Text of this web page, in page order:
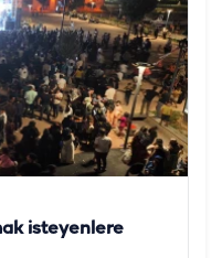
isteyenlere